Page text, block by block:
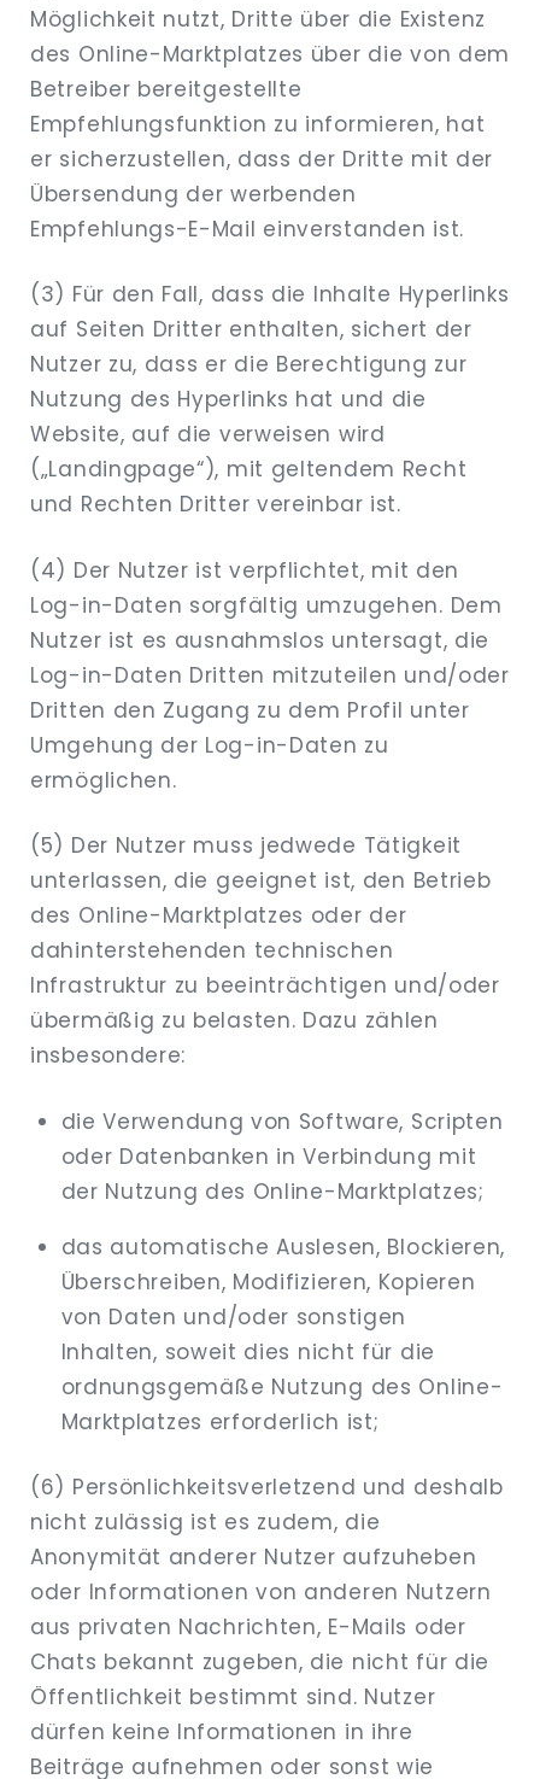
Möglichkeit nutzt, Dritte über die Existenz
des Online-Marktplatzes über die von dem
Betreiber bereitgestellte
Empfehlungsfunktion zu informieren, hat
er sicherzustellen, dass der Dritte mit der
Übersendung der werbenden
Empfehlungs-E-Mail einverstanden ist.
(3) Für den Fall, dass die Inhalte Hyperlinks
auf Seiten Dritter enthalten, sichert der
Nutzer zu, dass er die Berechtigung zur
Nutzung des Hyperlinks hat und die
Website, auf die verweisen wird
(„Landingpage“), mit geltendem Recht
und Rechten Dritter vereinbar ist.
(4) Der Nutzer ist verpflichtet, mit den
Log-in-Daten sorgfältig umzugehen. Dem
Nutzer ist es ausnahmslos untersagt, die
Log-in-Daten Dritten mitzuteilen und/oder
Dritten den Zugang zu dem Profil unter
Umgehung der Log-in-Daten zu
ermöglichen.
(5) Der Nutzer muss jedwede Tätigkeit
unterlassen, die geeignet ist, den Betrieb
des Online-Marktplatzes oder der
dahinterstehenden technischen
Infrastruktur zu beeinträchtigen und/oder
übermäßig zu belasten. Dazu zählen
insbesondere:
die Verwendung von Software, Scripten
oder Datenbanken in Verbindung mit
der Nutzung des Online-Marktplatzes;
das automatische Auslesen, Blockieren,
Überschreiben, Modifizieren, Kopieren
von Daten und/oder sonstigen
Inhalten, soweit dies nicht für die
ordnungsgemäße Nutzung des Online-
Marktplatzes erforderlich ist;
(6) Persönlichkeitsverletzend und deshalb
nicht zulässig ist es zudem, die
Anonymität anderer Nutzer aufzuheben
oder Informationen von anderen Nutzern
aus privaten Nachrichten, E-Mails oder
Chats bekannt zugeben, die nicht für die
Öffentlichkeit bestimmt sind. Nutzer
dürfen keine Informationen in ihre
Beiträge aufnehmen oder sonst wie